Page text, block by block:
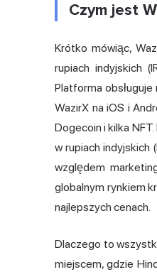
Czym jest
Krótko mówiąc,
rupiach indyjskich
Platforma obsługuje
WazirX na iOS i
Dogecoin i kilka
w rupiach indyjskich
względem
globalnym rynkiem
najlepszych cenach.
Dlaczego to
miejscem, gdzie